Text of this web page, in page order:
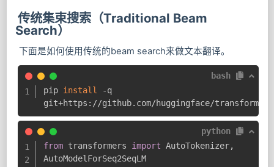
传统集束搜索（Traditional Beam
Search）
下面是如何使用传统的beam search来做文本翻译。
bash
pip install -q
git+https://github.com/huggingface/
python
from transformers import AutoTokenizer,
AutoModelForSeq2SeqLM